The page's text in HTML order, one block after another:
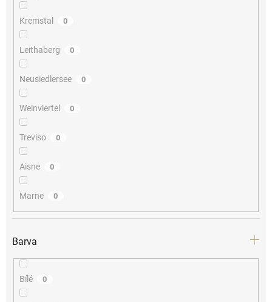
Kremstal 0
Leithaberg 0
Neusiedlersee 0
Weinviertel 0
Treviso 0
Aisne 0
Marne 0
Barva
Bílé 0